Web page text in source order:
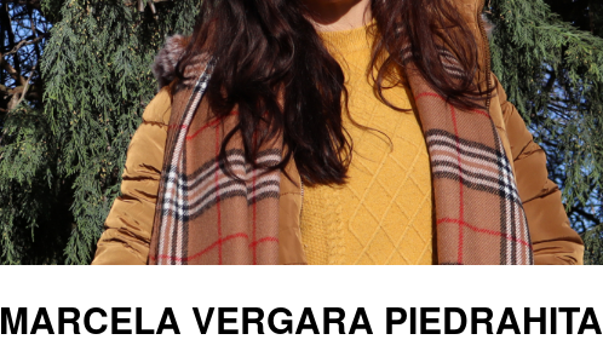
MARCELA VERGARA PIEDRAHITA